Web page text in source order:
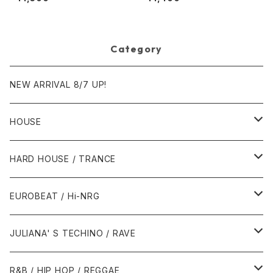
Category
NEW ARRIVAL 8/7 UP!
HOUSE
1980年代
1987年・以前
1988年
1990年代
1990年
1991年
2000年代
2000年
2010年代
HARD HOUSE / TRANCE
1990年代
1994年・以前
1995年
2000年代
2000年
EUROBEAT / Hi-NRG
1980年代
1986年・以前
1990年代
JULIANA' S TECHINO / RAVE
1990年代
R&B / HIP HOP / REGGAE